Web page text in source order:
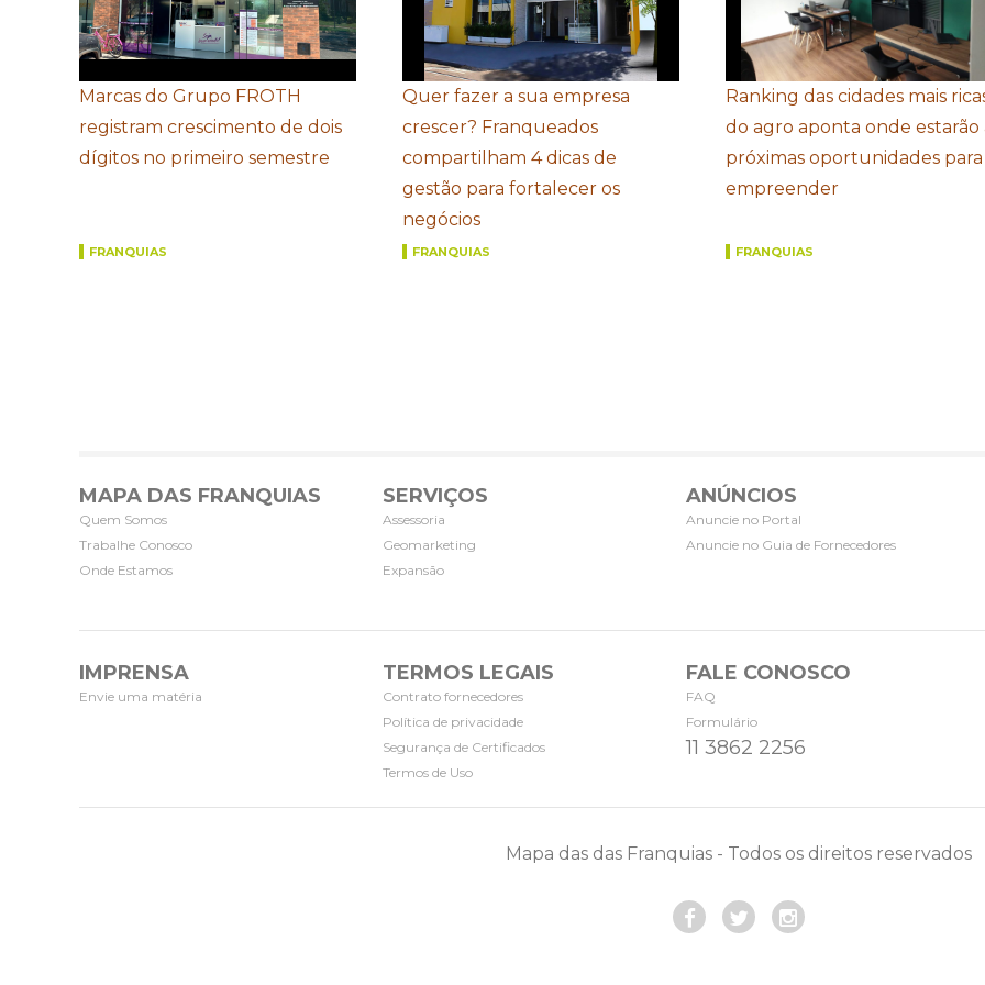
Marcas do Grupo FROTH
registram crescimento de dois
dígitos no primeiro semestre
FRANQUIAS
Quer fazer a sua empresa
crescer? Franqueados
compartilham 4 dicas de
gestão para fortalecer os
negócios
FRANQUIAS
Ranking das cidades mais
do agro aponta onde estarão
próximas oportunidades para
empreender
FRANQUIAS
MAPA DAS FRANQUIAS
Quem Somos
Trabalhe Conosco
Onde Estamos
SERVIÇOS
Assessoria
Geomarketing
Expansão
ANÚNCIOS
Anuncie no Portal
Anuncie no Guia de Fornecedores
IMPRENSA
Envie uma matéria
TERMOS LEGAIS
Contrato fornecedores
Política de privacidade
Segurança de Certificados
Termos de Uso
FALE CONOSCO
FAQ
Formulário
11 3862 2256
Mapa das das Franquias - Todos os direitos reservados